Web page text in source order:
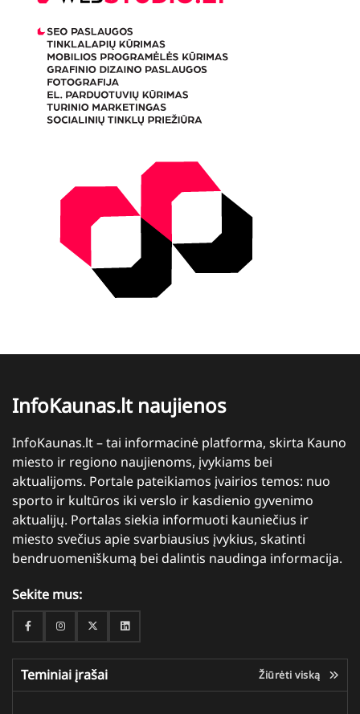
InfoKaunas.lt naujienos
InfoKaunas.lt – tai informacinė platforma, skirta Kauno
miesto ir regiono naujienoms, įvykiams bei
aktualijoms. Portale pateikiamos įvairios temos: nuo
sporto ir kultūros iki verslo ir kasdienio gyvenimo
aktualijų. Portalas siekia informuoti kauniečius ir
miesto svečius apie svarbiausius įvykius, skatinti
bendruomeniškumą bei dalintis naudinga informacija.
Sekite mus:
FacebookInstagramTwitterLinkedin
Teminiai įrašai Žiūrėti viską